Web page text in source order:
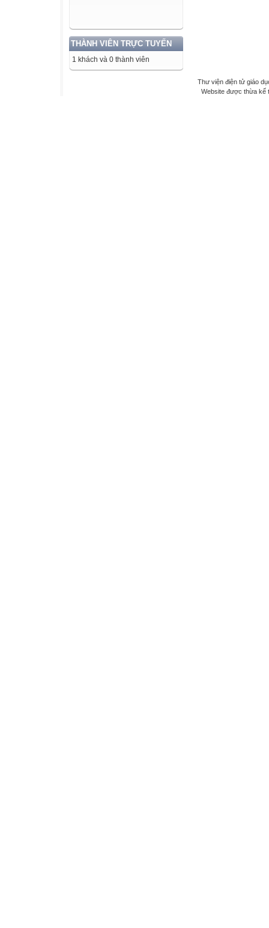
THÀNH VIÊN TRỰC TUYẾN
1 khách và 0 thành viên
Thư viện điện tử giáo
Website được thừa kế